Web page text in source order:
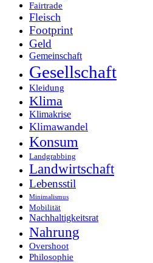
Fairtrade
Fleisch
Footprint
Geld
Gemeinschaft
Gesellschaft
Kleidung
Klima
Klimakrise
Klimawandel
Konsum
Landgrabbing
Landwirtschaft
Lebensstil
Minimalismus
Mobilität
Nachhaltigkeitsrat
Nahrung
Overshoot
Philosophie